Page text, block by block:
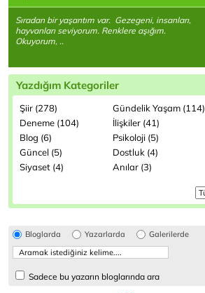
Sıradan bir yaşantım var. Gezegeni, insanları,
hayvanları seviyorum. Renklere aşığım.
Okuyorum, ..
Yazdığım Kategoriler
Şiir (278)
Gündelik Yaşam (114)
Deneme (104)
İlişkiler (41)
Blog (6)
Psikoloji (5)
Güncel (5)
Dostluk (4)
Siyaset (4)
Anılar (3)
Bloglarda Yazarlarda Galerilerde
Sadece bu yazarın bloglarında ara